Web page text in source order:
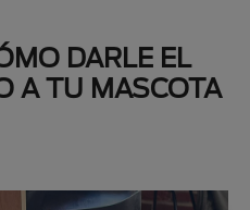
DARLE EL
A TU MASCOTA